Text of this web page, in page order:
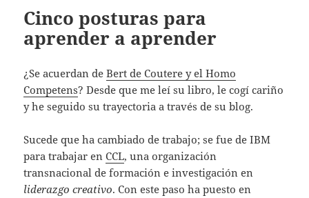
Cinco posturas para
aprender a aprender
¿Se acuerdan deBert de Coutere y el Homo
Competens? Desde que me leí su libro, le cogí cariño
y he seguido su trayectoria a través de su blog.
Sucede que ha cambiado de trabajo; se fue de IBM
para trabajar enCCL, una organización
transnacional de formación e investigación en
liderazgo creativo. Con este paso ha puesto en